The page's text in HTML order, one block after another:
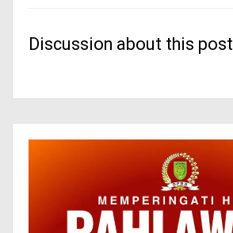
Discussion about this post